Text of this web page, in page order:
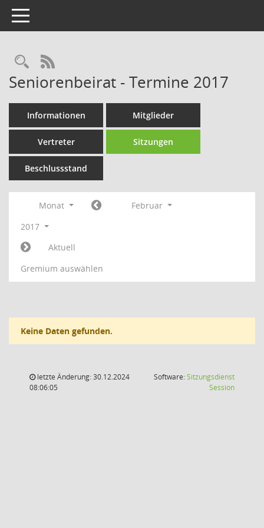
Toggle navigation
Rechercheauswahl
RSS-Feed
Seniorenbeirat - Termine 2017
Informationen Mitglieder
Vertreter Sitzungen
Beschlussstand
Monat
Februar
2017
Aktuell
Gremium auswählen
Keine Daten gefunden.
letzte Änderung: 30.12.2024
08:06:05
Software:Sitzungsdienst
Session(Wird in